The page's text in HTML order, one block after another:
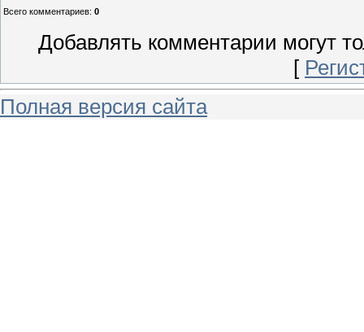
Всего комментариев: 0
Добавлять комментарии могут
[
Полная версия сайта